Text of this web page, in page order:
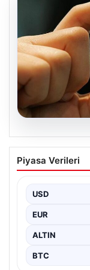
06.08.2026
22 Mayıs
Analizi
hareketlilik
en…
Piyasa Verileri
USD
EUR
ALTIN
BTC